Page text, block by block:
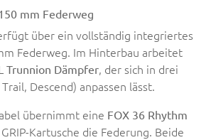
mm Federweg
über ein vollständig integriertes
Federweg. Im Hinterbau arbeitet
Trunnion Dämpfer, der sich in drei
Descend) anpassen lässt.
übernimmt eine FOX 36 Rhythm
Kartusche die Federung. Beide